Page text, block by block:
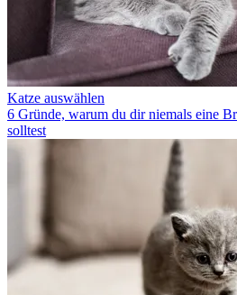
Katze auswählen
6 Gründe, warum du dir niemals eine
solltest